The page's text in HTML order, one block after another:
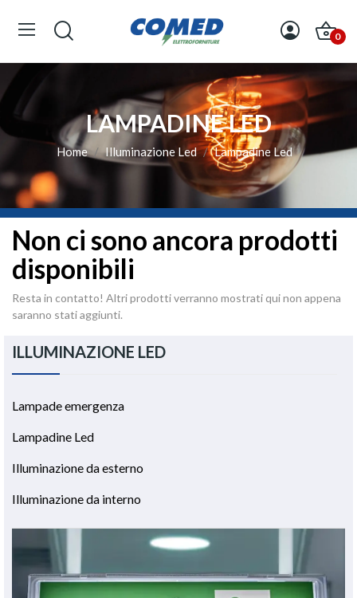
0
LAMPADINE LED
Home Illuminazione Led Lampadine Led
ILLUMINAZIONE LED
Lampade emergenza
Lampadine Led
Illuminazione da esterno
Illuminazione da interno
Non ci sono ancora prodotti
disponibili
Resta in contatto! Altri prodotti verranno mostrati qui non appena
saranno stati aggiunti.